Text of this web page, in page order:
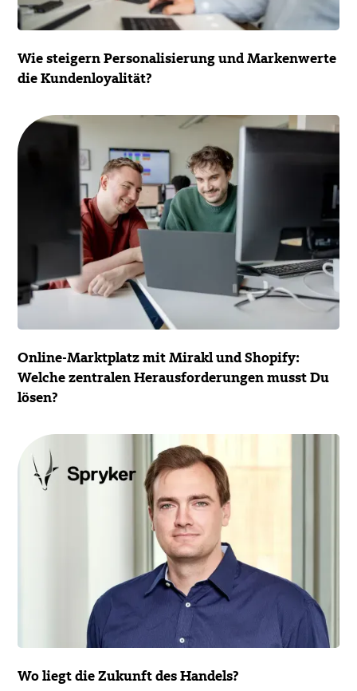
Wie steigern Personali­sie­rung und Marken­werte
die Kunden­loyalität?
Online-Marktplatz mit Mirakl und Shopify:
Welche zentralen Herausforderungen musst Du
lösen?
Wo liegt die Zukunft des Handels?